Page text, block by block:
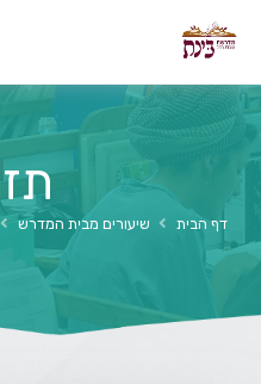
דף הבית שיעורים מבית המדרש